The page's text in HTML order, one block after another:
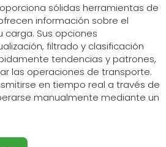
sólidas herramientas de
información sobre el
carga. Sus opciones
filtrado y clasificación
tendencias y patrones,
las operaciones de transporte.
en tiempo real a través de
manualmente mediante un